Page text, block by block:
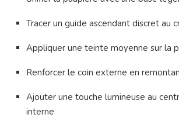
Tracer un guide ascendant discret au
Appliquer une teinte moyenne sur la
Renforcer le coin externe en
Ajouter une touche lumineuse au
interne